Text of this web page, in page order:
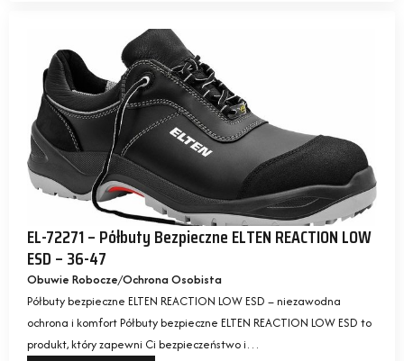
EL-72271 – Półbuty Bezpieczne ELTEN REACTION LOW
ESD – 36-47
Obuwie Robocze Ochrona Osobista
Półbuty bezpieczne ELTEN REACTION LOW ESD – niezawodna
ochrona i komfort Półbuty bezpieczne ELTEN REACTION LOW ESD to
produkt, który zapewni Ci bezpieczeństwo i…